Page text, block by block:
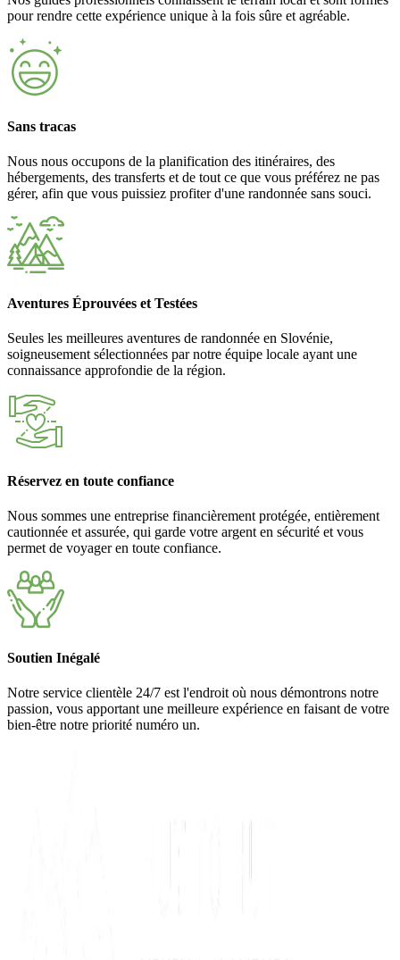
pour rendre cette expérience unique à la fois sûre et agréable.
Sans tracas
Nous nous occupons de la planification des itinéraires, des
hébergements, des transferts et de tout ce que vous préférez ne pas
gérer, afin que vous puissiez profiter d'une randonnée sans souci.
Aventures Éprouvées et Testées
Seules les meilleures aventures de randonnée en Slovénie,
soigneusement sélectionnées par notre équipe locale ayant une
connaissance approfondie de la région.
Réservez en toute confiance
Nous sommes une entreprise financièrement protégée, entièrement
cautionnée et assurée, qui garde votre argent en sécurité et vous
permet de voyager en toute confiance.
Soutien Inégalé
Notre service clientèle 24/7 est l'endroit où nous démontrons notre
passion, vous apportant une meilleure expérience en faisant de votre
bien-être notre priorité numéro un.